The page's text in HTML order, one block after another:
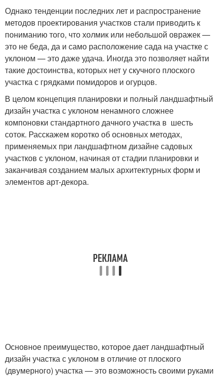
Однако тенденции последних лет и распространение
методов проектирования участков стали приводить к
пониманию того, что холмик или небольшой овражек —
это не беда, да и само расположение сада на участке с
уклоном — это даже удача. Иногда это позволяет найти
такие достоинства, которых нет у скучного плоского
участка с грядками помидоров и огурцов.
В целом концепция планировки и полный ландшафтный
дизайн участка с уклоном ненамного сложнее
компоновки стандартного дачного участка в шесть
соток. Расскажем коротко об основных методах,
применяемых при ландшафтном дизайне садовых
участков с уклоном, начиная от стадии планировки и
заканчивая созданием малых архитектурных форм и
элементов арт-декора.
Основное преимущество, которое дает ландшафтный
дизайн участка с уклоном в отличие от плоского
(двумерного) участка — это возможность своими руками